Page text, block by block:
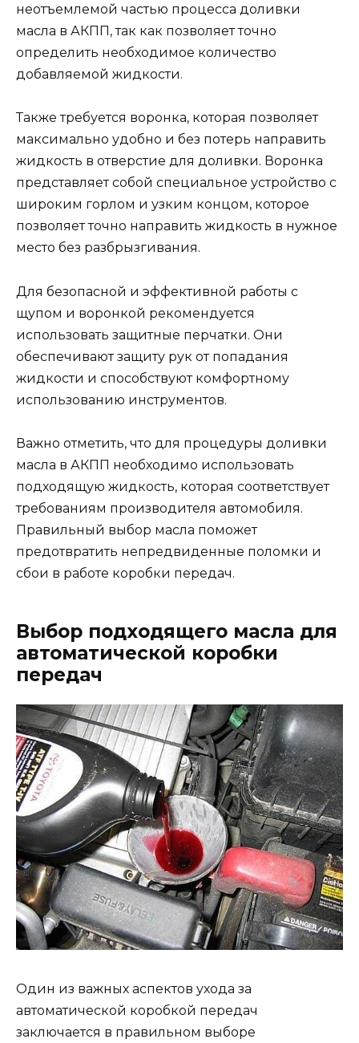
неотъемлемой частью процесса доливки
масла в АКПП, так как позволяет точно
определить необходимое количество
добавляемой жидкости.
Также требуется воронка, которая позволяет
максимально удобно и без потерь направить
жидкость в отверстие для доливки. Воронка
представляет собой специальное устройство с
широким горлом и узким концом, которое
позволяет точно направить жидкость в нужное
место без разбрызгивания.
Для безопасной и эффективной работы с
щупом и воронкой рекомендуется
использовать защитные перчатки. Они
обеспечивают защиту рук от попадания
жидкости и способствуют комфортному
использованию инструментов.
Важно отметить, что для процедуры доливки
масла в АКПП необходимо использовать
подходящую жидкость, которая соответствует
требованиям производителя автомобиля.
Правильный выбор масла поможет
предотвратить непредвиденные поломки и
сбои в работе коробки передач.
Выбор подходящего масла для
автоматической коробки
передач
Один из важных аспектов ухода за
автоматической коробкой передач
заключается в правильном выборе